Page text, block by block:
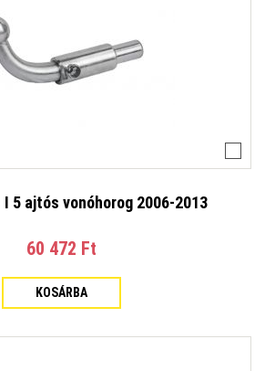
5 ajtós vonóhorog 2006-2013
60 472 Ft‎
KOSÁRBA